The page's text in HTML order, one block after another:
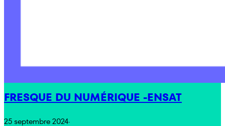
FRESQUE DU NUMÉRIQUE -ENSAT
25 septembre 2024·